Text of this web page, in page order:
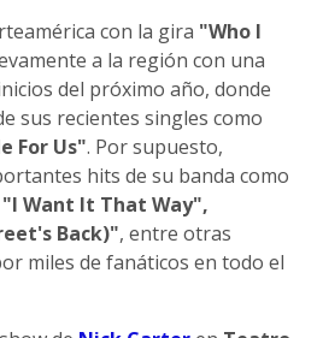
con la gira "Who I
a la región con una
del próximo año, donde
sus recientes singles como
For Us". Por supuesto,
hits de su banda como
Want It That Way",
Back)", entre otras
miles de fanáticos en todo el